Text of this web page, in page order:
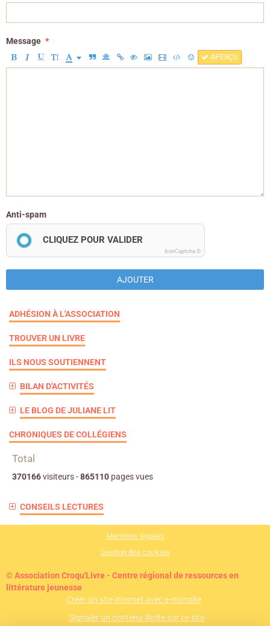
Message
APERÇU
Anti-spam
CLIQUEZ POUR VALIDER
IconCaptcha ©
AJOUTER
ADHÉSION À L'ASSOCIATION
TROUVER UN LIVRE
ILS NOUS SOUTIENNENT
BILAN D'ACTIVITÉS
LE BLOG DE JULIANE LIT
CHRONIQUES DE COLLÉGIENS
Total
370166visiteurs -865110 pages vues
CONSEILS LECTURES
Mentions légales
Gestion des cookies
© Association Croqu'Livre - Centre régional de ressources en
littérature jeunesse
Créer un site internet avec e-monsite
Signaler un contenu illicite sur ce site